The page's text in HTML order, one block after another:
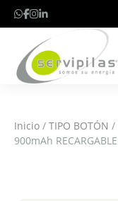
Inicio / TIPO BOTÓN /
900mAh RECARGABLE